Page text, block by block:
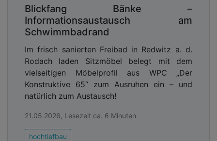
Blickfang Bänke –
Informationsaustausch am
Schwimmbadrand
Im frisch sanierten Freibad in Redwitz a. d.
Rodach laden Sitzmöbel belegt mit dem
vielseitigen Möbelprofil aus WPC „Der
Konstruktive 65“ zum Ausruhen ein – und
natürlich zum Austausch!
21.05.2026, Lesezeit ca. 6 Minuten
hochtiefbau